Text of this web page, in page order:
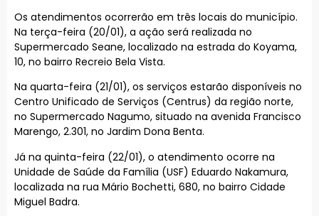
Os atendimentos ocorrerão em três locais do município.
Na terça-feira (20/01), a ação será realizada no
Supermercado Seane, localizado na estrada do Koyama,
10, no bairro Recreio Bela Vista.
Na quarta-feira (21/01), os serviços estarão disponíveis no
Centro Unificado de Serviços (Centrus) da região norte,
no Supermercado Nagumo, situado na avenida Francisco
Marengo, 2.301, no Jardim Dona Benta.
Já na quinta-feira (22/01), o atendimento ocorre na
Unidade de Saúde da Família (USF) Eduardo Nakamura,
localizada na rua Mário Bochetti, 680, no bairro Cidade
Miguel Badra.